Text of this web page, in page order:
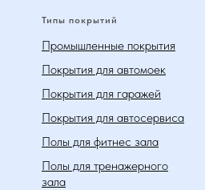
Типы покрытий
Промышленные покрытия
Покрытия для автомоек
Покрытия для гаражей
Покрытия для автосервиса
Полы для фитнес зала
Полы для тренажерного
зала